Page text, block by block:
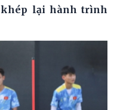
khép lại hành trình